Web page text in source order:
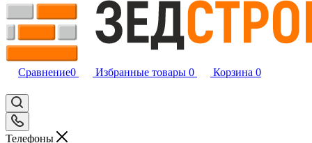
Сравнение0 Избранные товары 0 Корзина 0
Телефоны